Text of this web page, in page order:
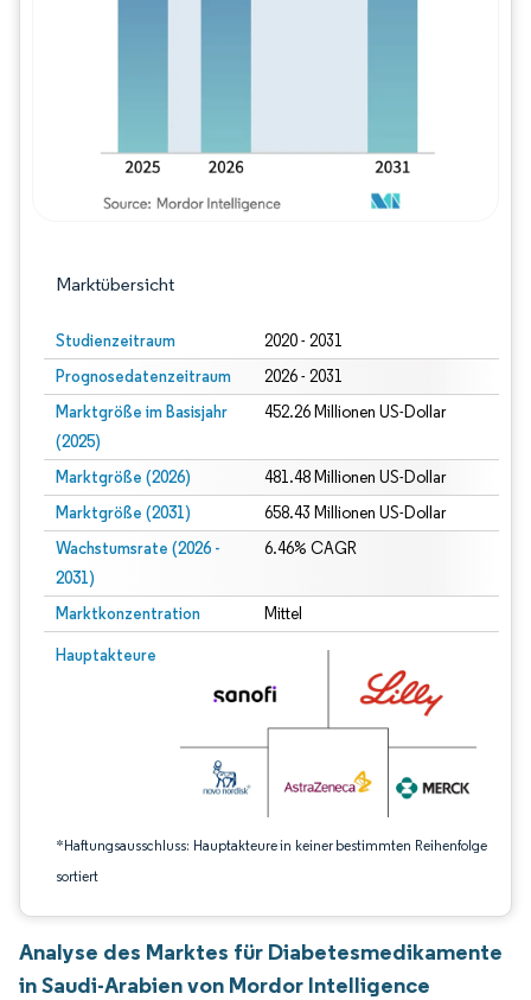
Marktübersicht
Studienzeitraum 2020 - 2031
Prognosedatenzeitraum 2026 - 2031
Marktgröße im Basisjahr
(2025)
452.26 Millionen US-Dollar
Marktgröße (2026) 481.48 Millionen US-Dollar
Marktgröße (2031) 658.43 Millionen US-Dollar
Wachstumsrate (2026 -
2031)
6.46% CAGR
Marktkonzentration Mittel
Hauptakteure
*Haftungsausschluss: Hauptakteure in keiner bestimmten Reihenfolge
sortiert
Bild © Mordor Intelligence. Wiederverwendung erfordert Namensnennung
Analyse des Marktes für Diabetesmedikamente
in Saudi-Arabien von Mordor Intelligence